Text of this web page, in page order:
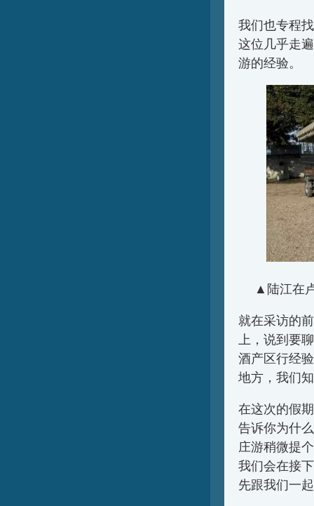
我们也专程
这位几乎走
游的经验。
▲陆江在
就在采访的
上，说到要
酒产区行经
地方，我们
在这次的假
告诉你为什
庄游稍微提
我们会在接
先跟我们一